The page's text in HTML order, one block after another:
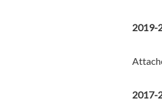
2019-
2017-